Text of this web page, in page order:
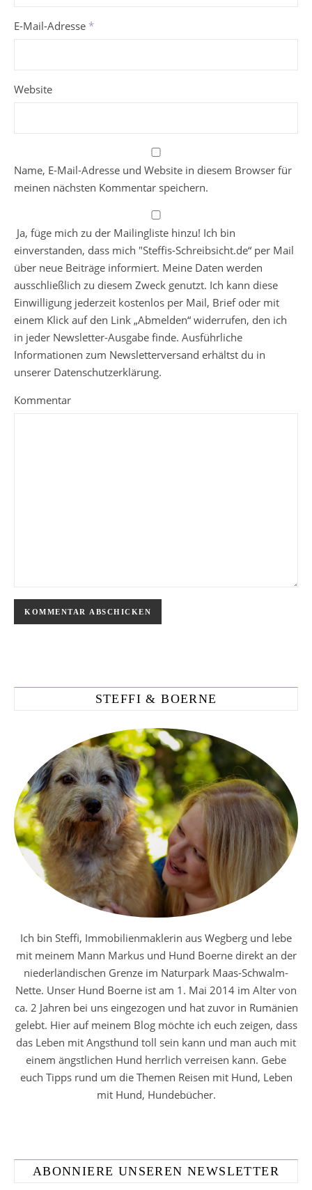
E-Mail-Adresse *
Website
Name, E-Mail-Adresse und Website in diesem Browser für
meinen nächsten Kommentar speichern.
Ja, füge mich zu der Mailingliste hinzu! Ich bin
einverstanden, dass mich "Steffis-Schreibsicht.de“ per Mail
über neue Beiträge informiert. Meine Daten werden
ausschließlich zu diesem Zweck genutzt. Ich kann diese
Einwilligung jederzeit kostenlos per Mail, Brief oder mit
einem Klick auf den Link „Abmelden“ widerrufen, den ich
in jeder Newsletter-Ausgabe finde. Ausführliche
Informationen zum Newsletterversand erhältst du in
unserer Datenschutzerklärung.
Kommentar
STEFFI & BOERNE
Ich bin Steffi, Immobilienmaklerin aus Wegberg und lebe
mit meinem Mann Markus und Hund Boerne direkt an der
niederländischen Grenze im Naturpark Maas-Schwalm-
Nette. Unser Hund Boerne ist am 1. Mai 2014 im Alter von
ca. 2 Jahren bei uns eingezogen und hat zuvor in Rumänien
gelebt. Hier auf meinem Blog möchte ich euch zeigen, dass
das Leben mit Angsthund toll sein kann und man auch mit
einem ängstlichen Hund herrlich verreisen kann. Gebe
euch Tipps rund um die Themen Reisen mit Hund, Leben
mit Hund, Hundebücher.
ABONNIERE UNSEREN NEWSLETTER